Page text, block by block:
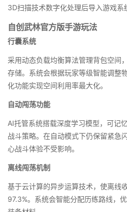
3D扫描技术数字化处理后导入游戏系
自创武林官方版手游玩法
行囊系统
采用动态负载均衡算法管理背包空间
存储。系统会根据玩家等级智能调整
化功能实现空间利用率最大化。
自动闯荡功能
AI托管系统搭载深度学习模型，可记
战斗策略。在自动模式下仍保留紧急
心战斗体验不受影响。
离线闯荡机制
基于云计算的异步运算技术，使离线
97.3%。系统会智能分配历练路线，